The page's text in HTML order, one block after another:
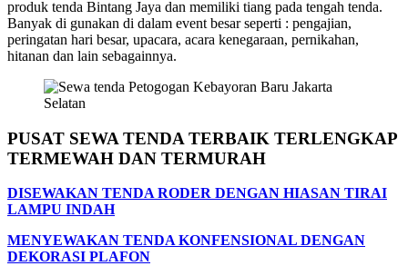
produk tenda Bintang Jaya dan memiliki tiang pada tengah tenda.
Banyak di gunakan di dalam event besar seperti : pengajian,
peringatan hari besar, upacara, acara kenegaraan, pernikahan,
hitanan dan lain sebagainnya.
PUSAT SEWA TENDA TERBAIK TERLENGKAP
TERMEWAH DAN TERMURAH
DISEWAKAN TENDA RODER DENGAN HIASAN TIRAI
LAMPU INDAH
MENYEWAKAN TENDA KONFENSIONAL DENGAN
DEKORASI PLAFON